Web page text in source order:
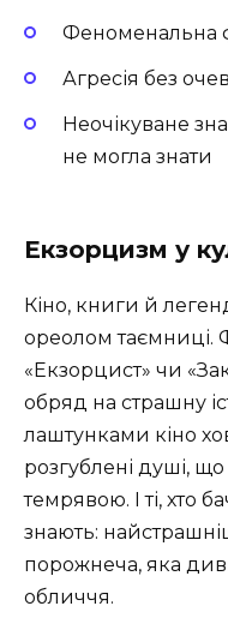
Феноменальна
Агресія без
Неочікуване
не могла знати
Екзорцизм у
Кіно, книги й
ореолом таємниці.
«Екзорцист» чи
обряд на страшну
лаштунками кіно
розгублені душі, що
темрявою. І ті, хто
знають:
порожнеча, яка
обличчя.